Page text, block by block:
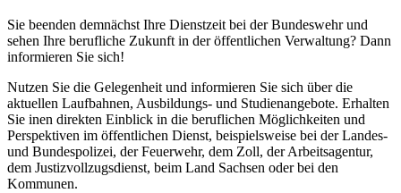
Sie beenden demnächst Ihre Dienstzeit bei der Bundeswehr und
sehen Ihre berufliche Zukunft in der öffentlichen Verwaltung? Dann
informieren Sie sich!
Nutzen Sie die Gelegenheit und informieren Sie sich über die
aktuellen Laufbahnen, Ausbildungs- und Studienangebote. Erhalten
Sie inen direkten Einblick in die beruflichen Möglichkeiten und
Perspektiven im öffentlichen Dienst, beispielsweise bei der Landes-
und Bundespolizei, der Feuerwehr, dem Zoll, der Arbeitsagentur,
dem Justizvollzugsdienst, beim Land Sachsen oder bei den
Kommunen.